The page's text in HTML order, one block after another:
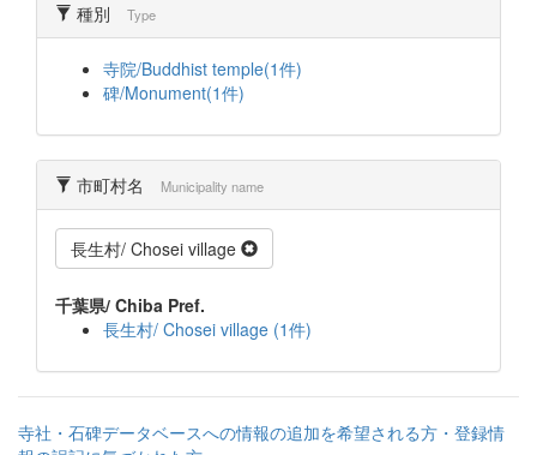
種別 Type
寺院/Buddhist temple(1件)
碑/Monument(1件)
市町村名 Municipality name
長生村/ Chosei village
千葉県/ Chiba Pref.
長生村/ Chosei village (1件)
寺社・石碑データベースへの情報の追加を希望される方・登録情